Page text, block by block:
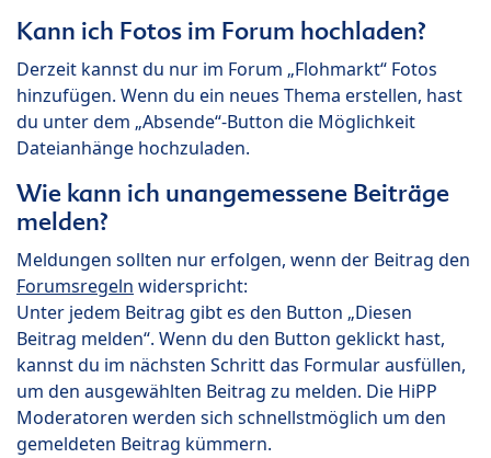
Kann ich Fotos im Forum hochladen?
Derzeit kannst du nur im Forum „Flohmarkt“ Fotos
hinzufügen. Wenn du ein neues Thema erstellen, hast
du unter dem „Absende“-Button die Möglichkeit
Dateianhänge hochzuladen.
Wie kann ich unangemessene Beiträge
melden?
Meldungen sollten nur erfolgen, wenn der Beitrag den
Forumsregeln widerspricht:
Unter jedem Beitrag gibt es den Button „Diesen
Beitrag melden“. Wenn du den Button geklickt hast,
kannst du im nächsten Schritt das Formular ausfüllen,
um den ausgewählten Beitrag zu melden. Die HiPP
Moderatoren werden sich schnellstmöglich um den
gemeldeten Beitrag kümmern.